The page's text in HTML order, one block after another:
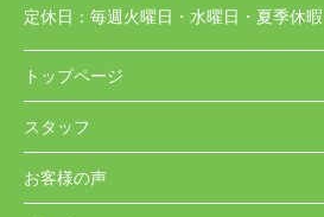
定休日： 毎週火曜日・水曜日・夏季休
トップページ
スタッフ
お客様の声